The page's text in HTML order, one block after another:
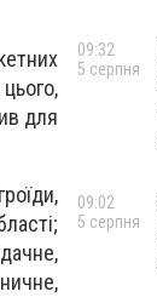
для
09:32
5 серпня
09:02
5 серпня